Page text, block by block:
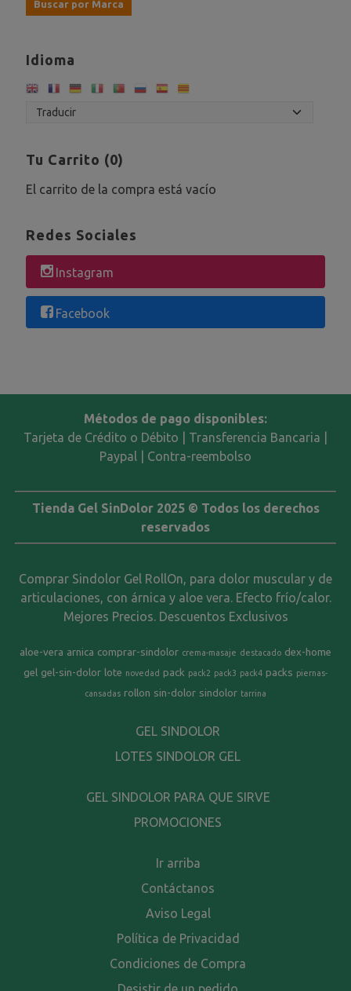
Idioma
Tu Carrito (0)
El carrito de la compra está vacío
Redes Sociales
Instagram
Facebook
Métodos de pago disponibles:
Tarjeta de Crédito o Débito | Transferencia Bancaria |
Paypal | Contra-reembolso
Tienda Gel SinDolor 2025 © Todos los derechos
reservados
Comprar Sindolor Gel RollOn, para dolor muscular y de
articulaciones, con árnica y aloe vera. Efecto frío/calor.
Mejores Precios. Descuentos Exclusivos
aloe-vera arnica comprar-sindolor crema-masaje destacado dex-home
gel gel-sin-dolor lote novedad pack pack2 pack3 pack4 packs piernas-
cansadas rollon sin-dolor sindolor tarrina
GEL SINDOLOR
LOTES SINDOLOR GEL
GEL SINDOLOR PARA QUE SIRVE
PROMOCIONES
Ir arriba
Contáctanos
Aviso Legal
Política de Privacidad
Condiciones de Compra